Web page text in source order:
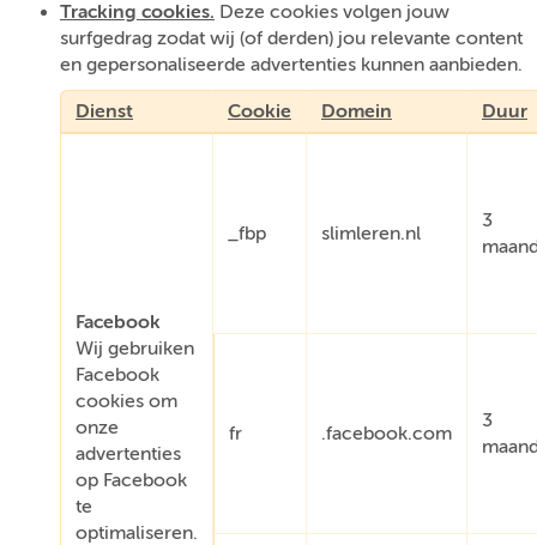
Tracking cookies. Deze cookies volgen jouw
surfgedrag zodat wij (of derden) jou relevante content
en gepersonaliseerde advertenties kunnen aanbieden.
Dienst Cookie Domein Duur
Facebook
Wij gebruiken
Facebook
cookies om
onze
advertenties
op Facebook
te
optimaliseren.
_fbp slimleren.nl
3
fr .facebook.com
3